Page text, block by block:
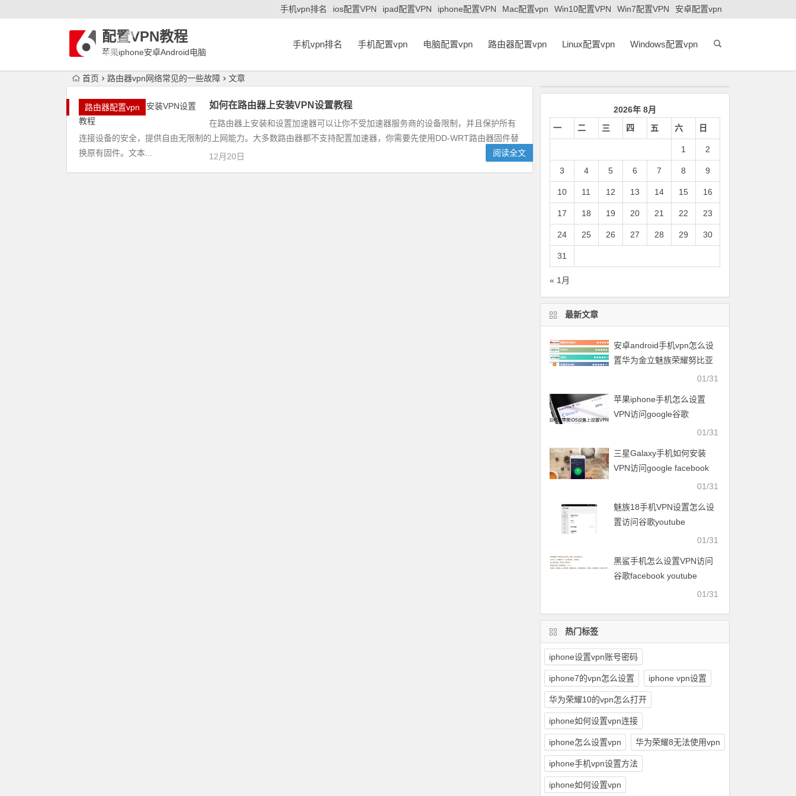
手机vpn排名 ios配置VPN ipad配置VPN iphone配置VPN Mac配置vpn Win10配置VPN Win7配置VPN 安卓配置vpn
配置VPN教程
苹果iphone安卓Android电脑
手机vpn排名 手机配置vpn 电脑配置vpn 路由器配置vpn Linux配置vpn Windows配置vpn
首页 路由器vpn网络常见的一些故障 文章
路由器配置vpn 如何在路由器上安装VPN设置教程
在路由器上安装和设置加速器可以让你不受加速器服务商的设备限制，并且保护所有
连接设备的安全，提供自由无限制的上网能力。大多数路由器都不支持配置加速器，你需要先使用DD-WRT路由器固件替
换原有固件。文本...
12月20日 阅读全文
2026年 8月
一
二 三 四 五 六 日
1 2
3 4 5 6 7 8 9
10 11 12 13 14 15 16
17 18 19 20 21 22 23
24 25 26 27 28 29 30
31
« 1月
最新文章
安卓android手机vpn怎么设
置华为金立魅族荣耀努比亚
一加vivo小米OPPO中兴联想
01/31
苹果iphone手机怎么设置
VPN访问google谷歌
01/31
三星Galaxy手机如何安装
VPN访问google facebook
01/31
魅族18手机VPN设置怎么设
置访问谷歌youtube
01/31
黑鲨手机怎么设置VPN访问
谷歌facebook youtube
01/31
热门标签
iphone设置vpn账号密码
iphone7的vpn怎么设置 iphone vpn设置
华为荣耀10的vpn怎么打开
iphone如何设置vpn连接
iphone怎么设置vpn 华为荣耀8无法使用vpn
iphone手机vpn设置方法
iphone如何设置vpn